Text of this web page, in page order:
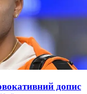
допис